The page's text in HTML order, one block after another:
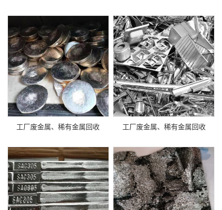
工厂废金属、稀有金属回收 工厂废金属、稀有金属回收